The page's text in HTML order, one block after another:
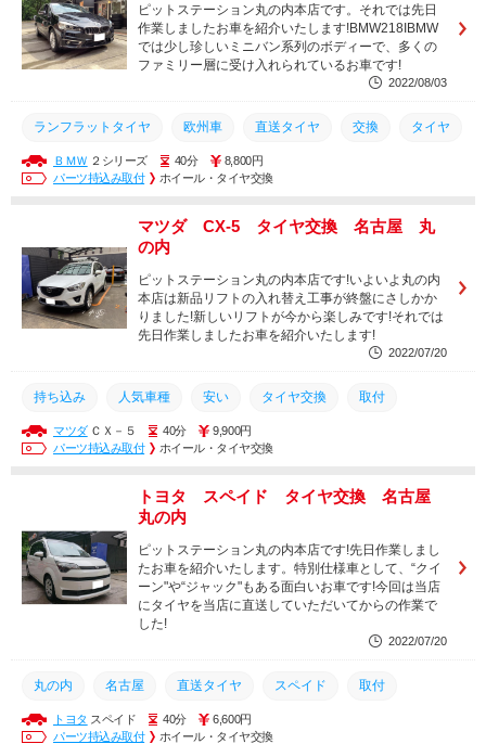
ピットステーション丸の内本店です。それでは先日
作業しましたお車を紹介いたします!BMW218IBMW
では少し珍しいミニバン系列のボディーで、多くの
ファミリー層に受け入れられているお車です!
2022/08/03
ランフラットタイヤ 欧州車 直送タイヤ 交換 タイヤ
BMW2ＢＭＷ ２シリーズ 40分
8,800円
パーツ持込み取付
ホイール・タイヤ交換
マツダ CX-5 タイヤ交換 名古屋 丸
の内
ピットステーション丸の内本店です!いよいよ丸の内
本店は新品リフトの入れ替え工事が終盤にさしかか
りました!新しいリフトが今から楽しみです!それでは
先日作業しましたお車を紹介いたします!
2022/07/20
持ち込み 人気車種 安い タイヤ交換 取付
4本交換 19インチ 丸の内
マツダＣＸ－５ 40分
9,900円
パーツ持込み取付
ホイール・タイヤ交換
トヨタ スペイド タイヤ交換 名古屋
丸の内
ピットステーション丸の内本店です!先日作業しまし
たお車を紹介いたします。特別仕様車として、“クイ
ーン"や“ジャック"もある面白いお車です!今回は当店
にタイヤを当店に直送していただいてからの作業で
した!
2022/07/20
丸の内 名古屋 直送タイヤ スペイド 取付
タイヤ トヨタ 交換
トヨタ スペイド 40分
6,600円
パーツ持込み取付
ホイール・タイヤ交換